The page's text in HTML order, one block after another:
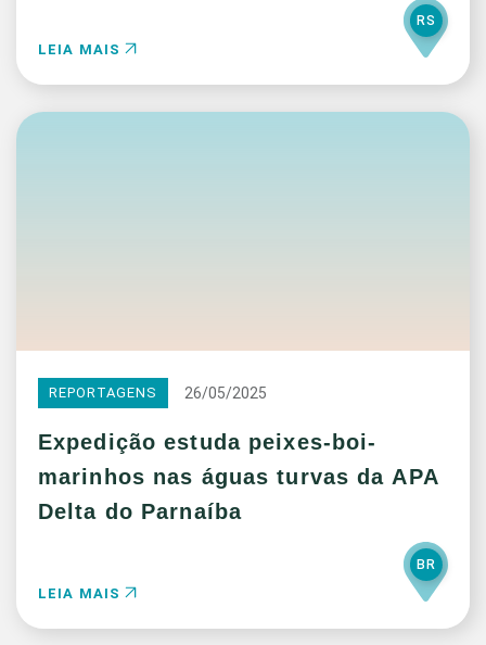
LEIA MAIS
RS
REPORTAGENS 26/05/2025
Expedição estuda peixes-boi-
marinhos nas águas turvas da APA
Delta do Parnaíba
LEIA MAIS
BR